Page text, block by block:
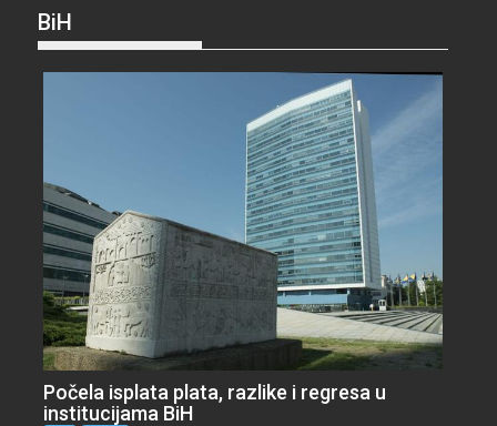
BiH
Počela isplata plata, razlike i regresa u
institucijama BiH